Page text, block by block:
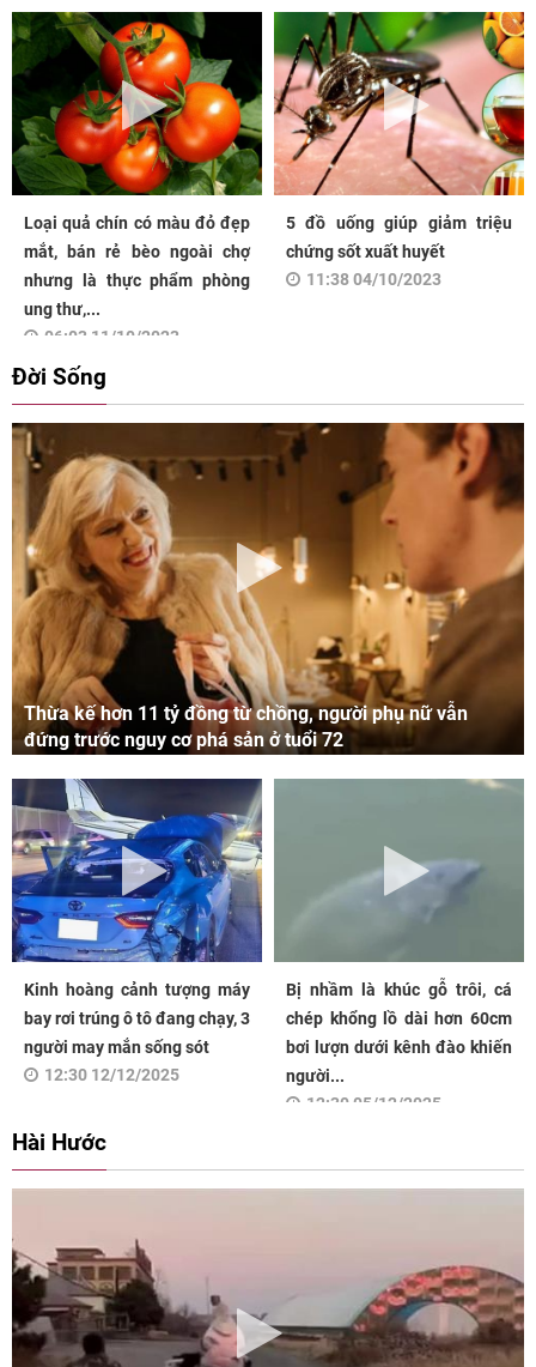
Loại quả chín có màu đỏ đẹp
mắt, bán rẻ bèo ngoài chợ
nhưng là thực phẩm phòng
ung thư,...
06:03 11/10/2023
5 đồ uống giúp giảm triệu
chứng sốt xuất huyết
11:38 04/10/2023
Đời Sống
Thừa kế hơn 11 tỷ đồng từ chồng, người phụ nữ vẫn
đứng trước nguy cơ phá sản ở tuổi 72
Kinh hoàng cảnh tượng máy
bay rơi trúng ô tô đang chạy, 3
người may mắn sống sót
12:30 12/12/2025
Bị nhầm là khúc gỗ trôi, cá
chép khổng lồ dài hơn 60cm
bơi lượn dưới kênh đào khiến
người...
12:30 05/12/2025
Hài Hước